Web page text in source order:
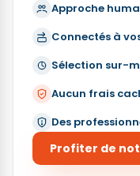
Approche
Connectés à
Sélection sur-
Aucun frais
Des
Profiter de